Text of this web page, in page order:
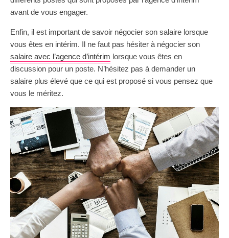
avant de vous engager.
Enfin, il est important de savoir négocier son salaire lorsque
vous êtes en intérim. Il ne faut pas hésiter à négocier son
salaire avec l’agence d’intérim lorsque vous êtes en
discussion pour un poste. N’hésitez pas à demander un
salaire plus élevé que ce qui est proposé si vous pensez que
vous le méritez.